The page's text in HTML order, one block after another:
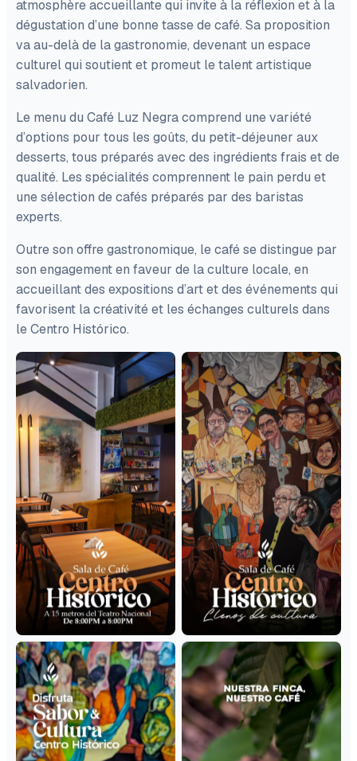
atmosphère accueillante qui invite à la réflexion et à la
dégustation d’une bonne tasse de café. Sa proposition
va au-delà de la gastronomie, devenant un espace
culturel qui soutient et promeut le talent artistique
salvadorien.
Le menu du Café Luz Negra comprend une variété
d’options pour tous les goûts, du petit-déjeuner aux
desserts, tous préparés avec des ingrédients frais et de
qualité. Les spécialités comprennent le pain perdu et
une sélection de cafés préparés par des baristas
experts.
Outre son offre gastronomique, le café se distingue par
son engagement en faveur de la culture locale, en
accueillant des expositions d’art et des événements qui
favorisent la créativité et les échanges culturels dans
le Centro Histórico.